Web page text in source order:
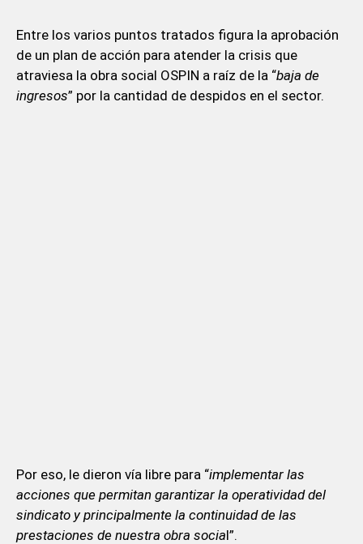
Entre los varios puntos tratados figura la aprobación
de un plan de acción para atender la crisis que
atraviesa la obra social OSPIN a raíz de la “baja de
ingresos” por la cantidad de despidos en el sector.
Por eso, le dieron vía libre para “implementar las
acciones que permitan garantizar la operatividad del
sindicato y principalmente la continuidad de las
prestaciones de nuestra obra social”.